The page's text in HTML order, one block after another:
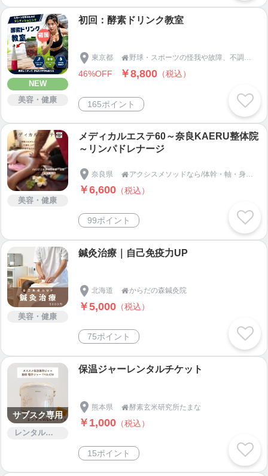
NEW
美容・健康
初回：酵素ドリンク教室
東京都  野球・スポーツの怪我や故障、不調による焦りを解消！早期復帰で結果を出す、回復とパフォーマンス向上の【ＫＵ総合学習塾：東京都三鷹市】
46%OFF ￥8,800 （税込）
165ポイント
美容・健康
メディカルエステ60～奈良KAERU整体院
～リンパドレナージ
奈良県 
￥6,600 （税込）
99ポイント
美容・健康
鍼灸治療｜自己免疫力UP
北海道 からだの森鍼灸院
￥5,000 （税込）
75ポイント
サブスク専用
レンタルサービス
保温ジャーレンタルチケット
熊本県 酵素玄米研究所たまな
￥1,000 （税込）
15ポイント